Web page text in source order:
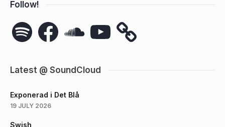
Follow!
Spotify FacebookSoundCloudYouTube
Latest @ SoundCloud
Exponerad i Det Blå
19 JULY 2026
Swish